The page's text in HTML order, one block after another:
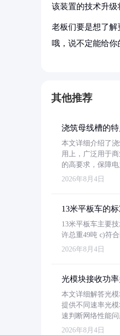
该装置的技术升级
老板们要是想了解
哦，说不定能给
其他推荐
浇筑母线槽的
本文详细介绍了
用上，广泛用于
的高要求，保障电
2026年8月4日
13米平板车的
13米平板车主要
许总重49吨 c)符
2026年8月4日
光模块接收功
本文详细解答光
提供不同速率光
速判断网络性能问
2026年8月4日